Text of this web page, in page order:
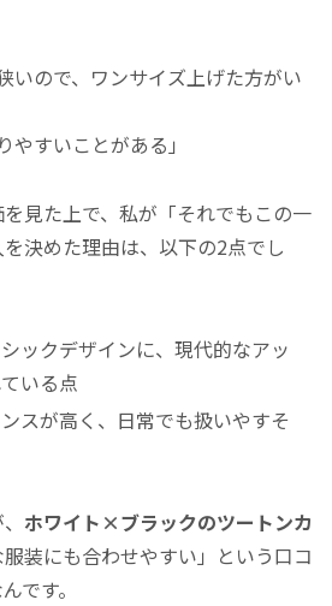
いので、ワンサイズ上げた方がい
やすいことがある」
見た上で、私が「それでもこの一
決めた理由は、以下の2点でし
ックデザインに、現代的なアッ
いる点
スが高く、日常でも扱いやすそ
ホワイト×ブラックのツートンカ
装にも合わせやすい」という口コ
です。